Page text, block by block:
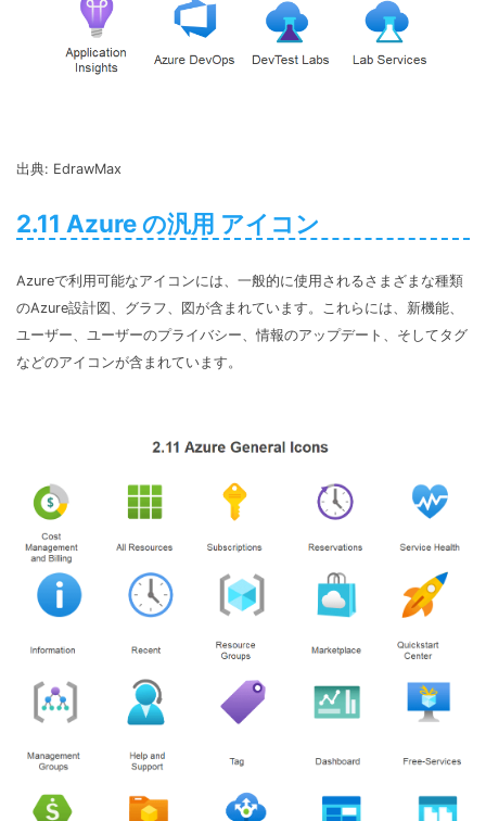
出典: EdrawMax
2.11 Azure の汎用 アイコン
Azureで利用可能なアイコンには、一般的に使用されるさまざまな種類
のAzure設計図、グラフ、図が含まれています。これらには、新機能、
ユーザー、ユーザーのプライバシー、情報のアップデート、そしてタグ
などのアイコンが含まれています。